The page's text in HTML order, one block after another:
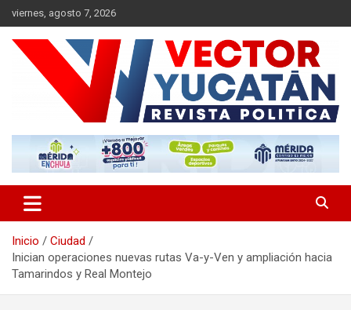
Saltar
al
contenido
viernes, agosto 7, 2026
Vector Yucatán
Inicio
Ciudad
Inician operaciones nuevas rutas Va-y-Ven y ampliación hacia
Tamarindos y Real Montejo